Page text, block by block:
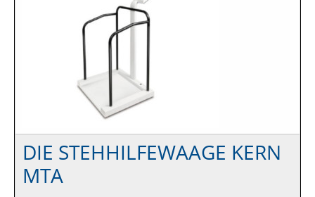
DIE STEHHILFEWAAGE KERN
MTA